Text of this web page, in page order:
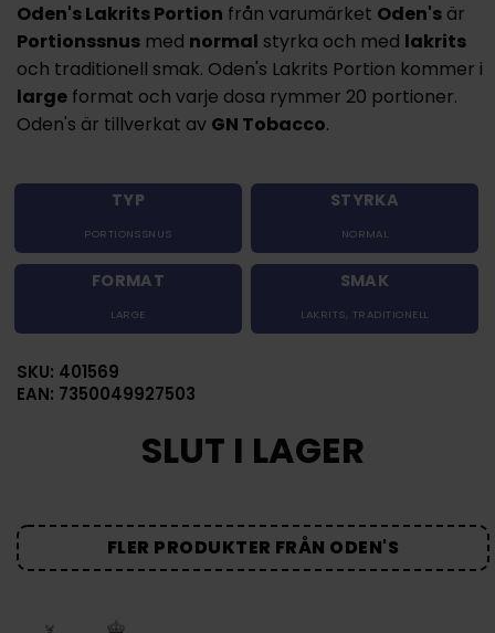
Oden's Lakrits Portion från varumärket Oden's är
Portionssnus med normal styrka och med lakrits
och traditionell smak. Oden's Lakrits Portion kommer i
large format och varje dosa rymmer 20 portioner.
Oden's är tillverkat av GN Tobacco.
TYP
PORTIONSSNUS
STYRKA
NORMAL
FORMAT
LARGE
SMAK
LAKRITS, TRADITIONELL
SKU: 401569
EAN: 7350049927503
SLUT I LAGER
FLER PRODUKTER FRÅN ODEN'S